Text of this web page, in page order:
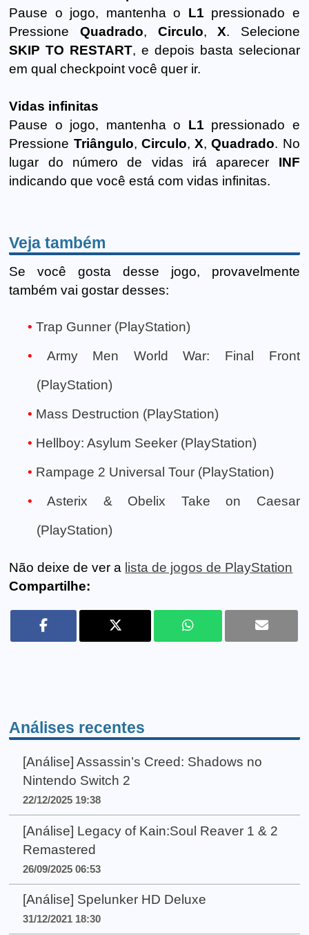
Pause o jogo, mantenha o L1 pressionado e
Pressione Quadrado, Circulo,X. Selecione
SKIP TO RESTART, e depois basta selecionar
em qual checkpoint você quer ir.
Vidas infinitas
Pause o jogo, mantenha o L1 pressionado e
Pressione Triângulo, Circulo,X,Quadrado. No
lugar do número de vidas irá aparecer INF
indicando que você está com vidas infinitas.
Veja também
Se você gosta desse jogo, provavelmente
também vai gostar desses:
Trap Gunner (PlayStation)
Army Men World War: Final Front
(PlayStation)
Mass Destruction (PlayStation)
Hellboy: Asylum Seeker (PlayStation)
Rampage 2 Universal Tour (PlayStation)
Asterix & Obelix Take on Caesar
(PlayStation)
Não deixe de ver a lista de jogos de PlayStation
Compartilhe:
Análises recentes
[Análise] Assassin’s Creed: Shadows no
Nintendo Switch 2
22/12/2025 19:38
[Análise] Legacy of Kain:Soul Reaver 1 & 2
Remastered
26/09/2025 06:53
[Análise] Spelunker HD Deluxe
31/12/2021 18:30